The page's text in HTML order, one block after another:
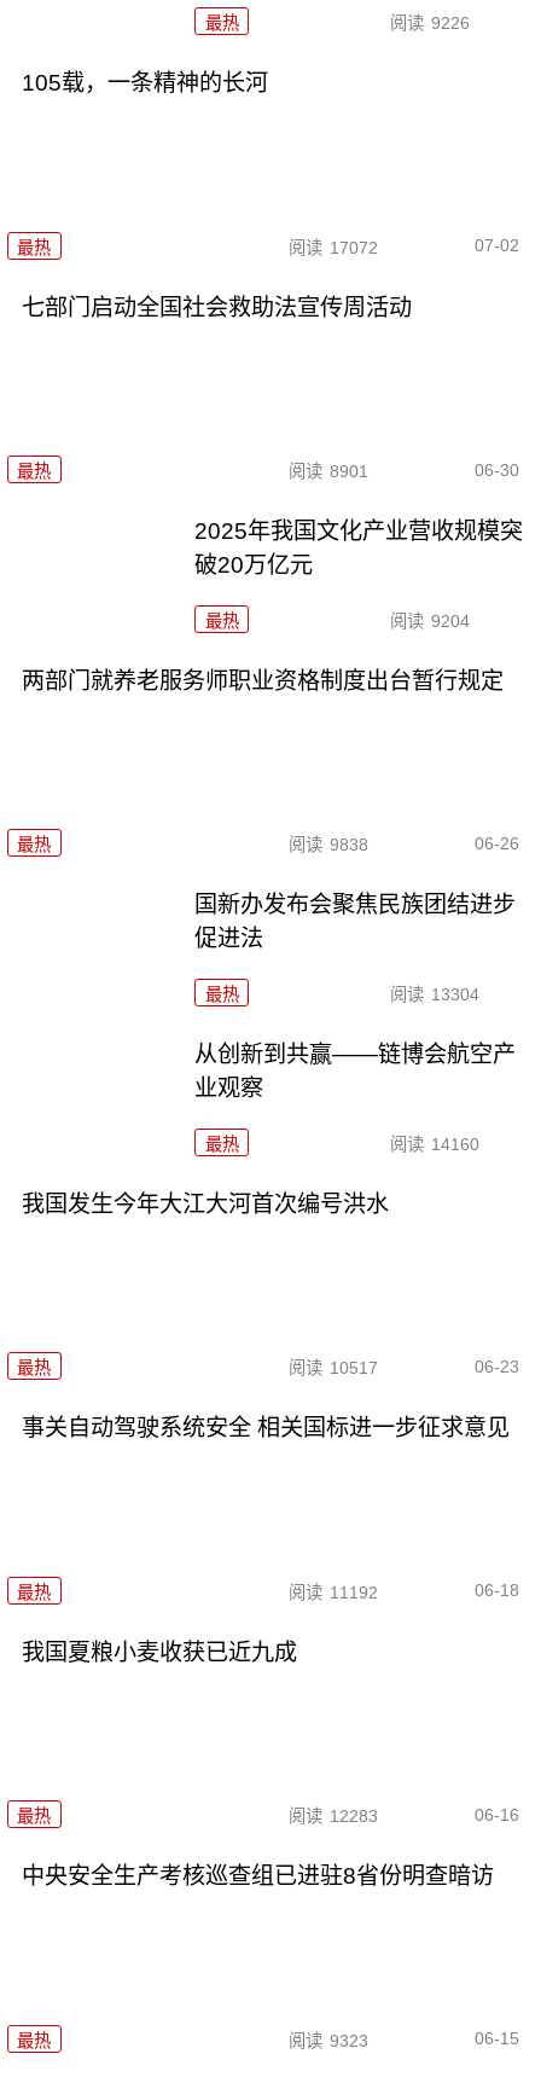
最热 阅读 9226
105载，一条精神的长河
最热 阅读 17072 07-02
七部门启动全国社会救助法宣传周活动
最热 阅读 8901 06-30
2025年我国文化产业营收规模突
破20万亿元
最热 阅读 9204
两部门就养老服务师职业资格制度出台暂行规定
最热 阅读 9838 06-26
国新办发布会聚焦民族团结进步
促进法
最热 阅读 13304
从创新到共赢——链博会航空产
业观察
最热 阅读 14160
我国发生今年大江大河首次编号洪水
最热 阅读 10517 06-23
事关自动驾驶系统安全 相关国标进一步征求意见
最热 阅读 11192 06-18
我国夏粮小麦收获已近九成
最热 阅读 12283 06-16
中央安全生产考核巡查组已进驻8省份明查暗访
最热 阅读 9323 06-15